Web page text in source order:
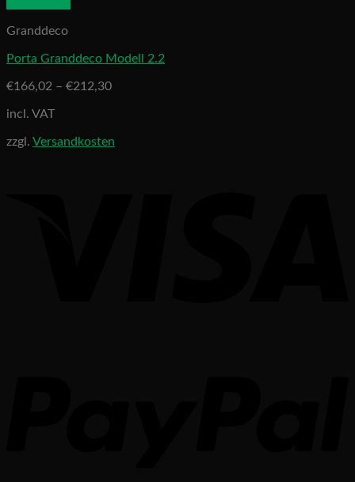
Granddeco
Porta Granddeco Modell 2.2
€166,02 – €212,30
incl. VAT
zzgl. Versandkosten